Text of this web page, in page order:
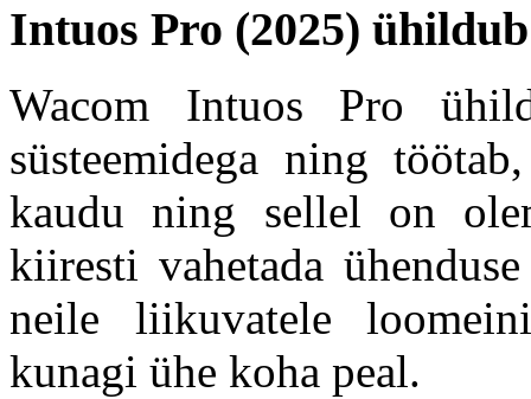
Intuos Pro (2025)
Wacom Intuos Pro
süsteemidega ning
kaudu ning sellel on
kiiresti vahetada
neile liikuvatele
kunagi ühe koha peal.